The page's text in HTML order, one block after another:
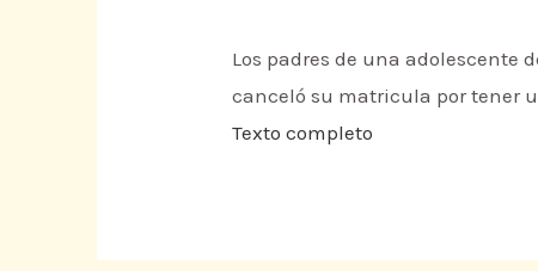
Los padres de una
canceló su matricula por tener
Texto completo